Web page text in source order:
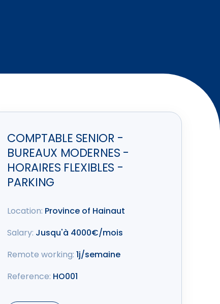
COMPTABLE SENIOR -
BUREAUX MODERNES -
HORAIRES FLEXIBLES -
PARKING
Location: Province of Hainaut
Salary: Jusqu'à 4000€/mois
Remote working: 1j/semaine
Reference: HO001